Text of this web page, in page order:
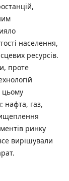
населення,
ресурсів.
проте
цьому
нафта, газ,
ринку
вирішували